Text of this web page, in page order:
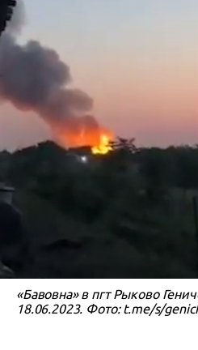
«Бавовна» в пгт Рыково
18.06.2023. Фото: t.me/s/